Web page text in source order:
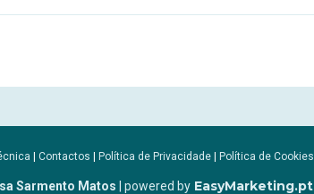
| Contactos | Política de Privacidade | Política de Cookies
Sarmento Matos | powered by EasyMarketing.pt